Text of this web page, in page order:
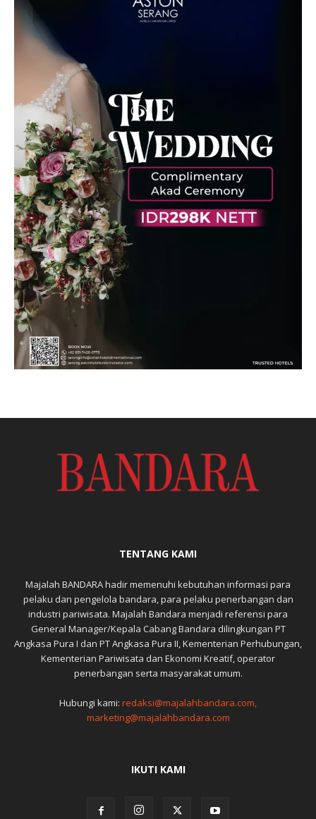
TENTANG KAMI
Majalah BANDARA hadir memenuhi kebutuhan informasi para
pelaku dan pengelola bandara, para pelaku penerbangan dan
industri pariwisata. Majalah Bandara menjadi referensi para
General Manager/Kepala Cabang Bandara dilingkungan PT
Angkasa Pura I dan PT Angkasa Pura II, Kementerian Perhubungan,
Kementerian Pariwisata dan Ekonomi Kreatif, operator
penerbangan serta masyarakat umum.
Hubungi kami: redaksi@majalahbandara.com,
marketing@majalahbandara.com
IKUTI KAMI